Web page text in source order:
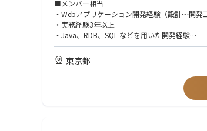
【具体的な業務】
・ネットワークや設備の制御基盤として、各種
・他システム／業務部門との仕様調整
・コードレビュー、技術課題の解決、開発品質の
・将来案件を見据えた必要機能の検討および先
■メンバー相当
・Webアプリケーション開発経験（設計～開発
・実務経験3年以上
・Java、RDB、SQL などを用いた開発経験
■リーダー相当（メンバー相当の経験に加え、
・チームでの開発経験
・ソフトウエア、ハードウエア、ネットワー
└要件定義～リリースまで全工程、およびコ
東京都